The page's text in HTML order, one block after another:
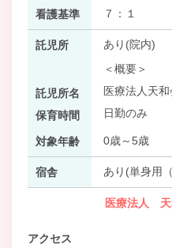
看護基準 ７：１
託児所
あり(院内)
＜概要＞
託児所名
医療法人天
保育時間
日勤のみ
対象年齢 0歳～5歳
宿舎 あり(単身用
医療法人 天
アクセス